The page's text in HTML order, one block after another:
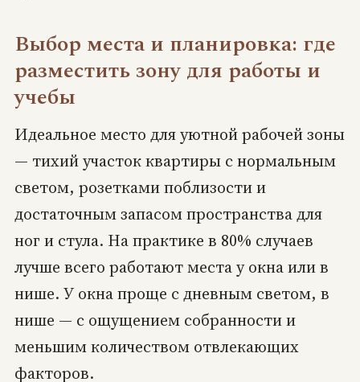
Выбор места и планировка: где
разместить зону для работы и
учебы
Идеальное место для уютной рабочей зоны
— тихий участок квартиры с нормальным
светом, розетками поблизости и
достаточным запасом пространства для
ног и стула. На практике в 80% случаев
лучше всего работают места у окна или в
нише. У окна проще с дневным светом, в
нише — с ощущением собранности и
меньшим количеством отвлекающих
факторов.